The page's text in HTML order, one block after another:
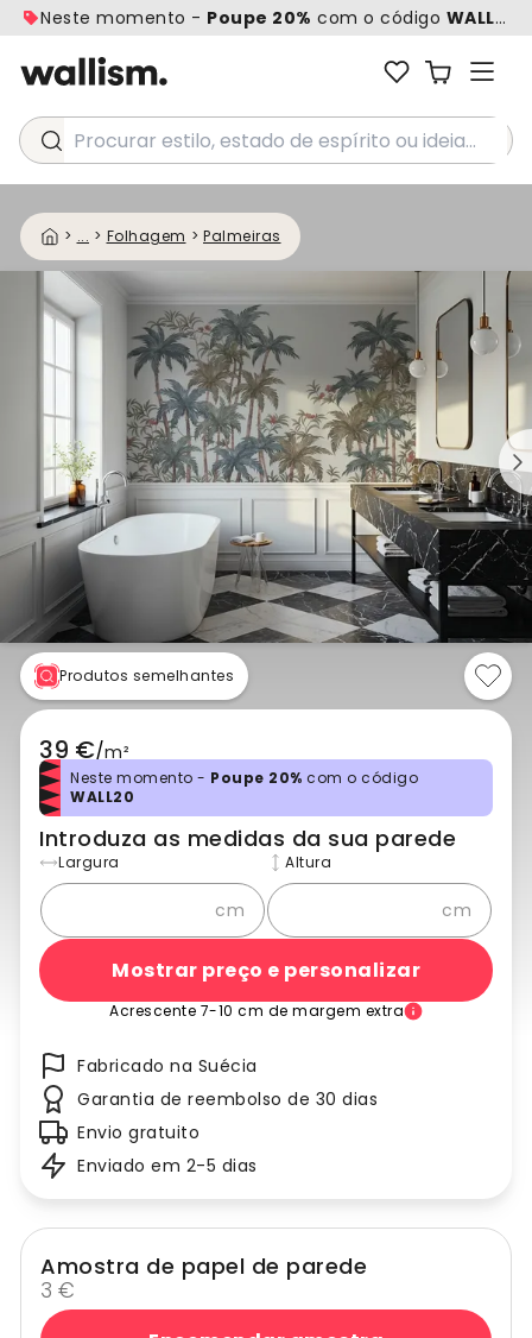
Neste momento - Poupe 20% com o código WALL20
Procurar estilo, estado de espírito ou ideia...
> ... > Folhagem > Palmeiras
Produtos semelhantes
39 €/m²
Neste momento - Poupe 20% com o código
WALL20
Introduza as medidas da sua parede
Largura
cm
Altura
cm
Mostrar preço e personalizar
Acrescente 7-10 cm de margem extra
Fabricado na Suécia
Garantia de reembolso de 30 dias
Envio gratuito
Enviado em 2-5 dias
Amostra de papel de parede
3 €